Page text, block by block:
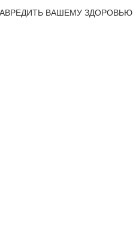
ВАШЕМУ ЗДОРОВЬЮ